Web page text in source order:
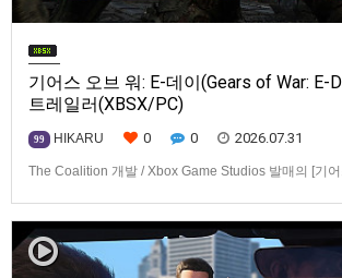
기어스 오브 워: E-데이(Gears of War: E-
트레일러(XBSX/PC)
99 HIKARU 0 0 2026.07.31
The Coalition 개발 / Xbox Game Studios 발매의 [기어